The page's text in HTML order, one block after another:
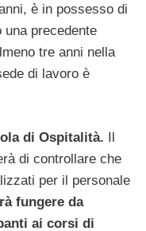
è in possesso di
una precedente
tre anni nella
di lavoro è
di Ospitalità. Il
di controllare che
per il personale
fungere da
ai corsi di